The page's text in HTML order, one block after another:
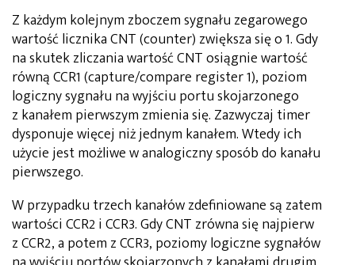
Z każdym kolejnym zboczem sygnału zegarowego
wartość licznika CNT (counter) zwiększa się o 1. Gdy
na skutek zliczania wartość CNT osiągnie wartość
równą CCR1 (capture/compare register 1), poziom
logiczny sygnału na wyjściu portu skojarzonego
z kanałem pierwszym zmienia się. Zazwyczaj timer
dysponuje więcej niż jednym kanałem. Wtedy ich
użycie jest możliwe w analogiczny sposób do kanału
pierwszego.
W przypadku trzech kanałów zdefiniowane są zatem
wartości CCR2 i CCR3. Gdy CNT zrówna się najpierw
z CCR2, a potem z CCR3, poziomy logiczne sygnałów